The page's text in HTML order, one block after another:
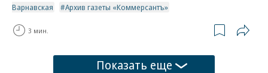
Варнавская
Архив газеты «Коммерсантъ»
3 мин.
Показать еще